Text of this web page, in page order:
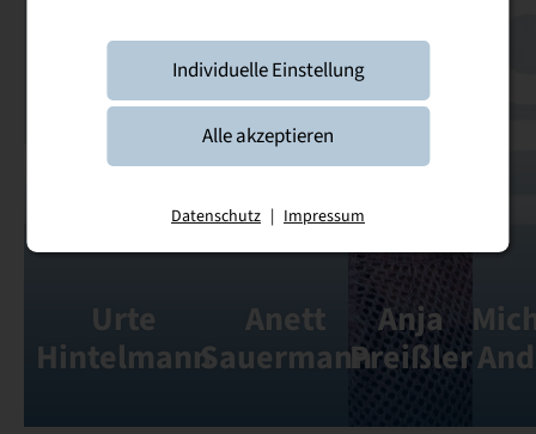
Urte
Hintelmann
Anett
Sauermann
Anja
Preißler
Individuelle Einstellung
Alle akzeptieren
Datenschutz | Impressum